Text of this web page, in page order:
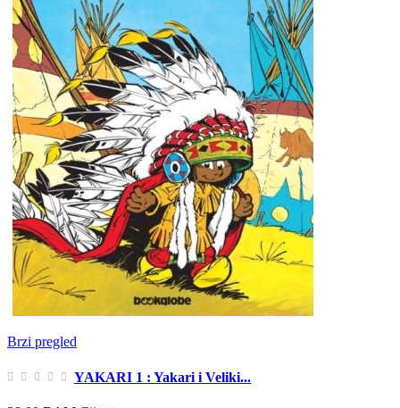
Brzi pregled
YAKARI 1 : Yakari i Veliki...